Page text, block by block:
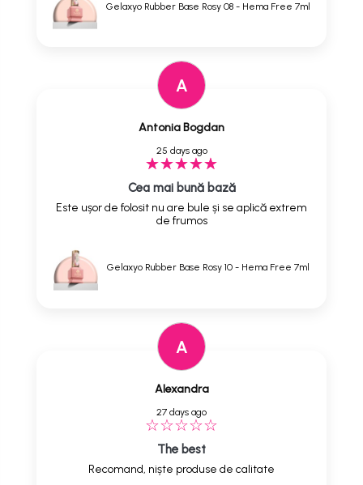
Gelaxyo Rubber Base Rosy 08 - Hema Free 7ml
A
Antonia Bogdan
25 days ago
Cea mai bună bază
Este ușor de folosit nu are bule și se aplică extrem
de frumos
Gelaxyo Rubber Base Rosy 10 - Hema Free 7ml
A
Alexandra
27 days ago
The best
Recomand, niște produse de calitate